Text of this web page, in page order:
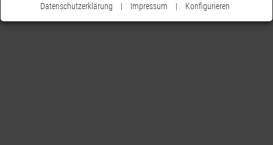
Datenschutzerklärung | Impressum | Konfigurieren